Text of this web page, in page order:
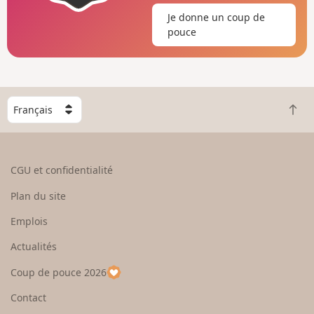
Je donne un coup de
pouce
C
h
o
e
u
p
a
R
e
CGU et confidentialité
Plan du site
Emplois
Actualités
Coup de pouce 2026
Contact